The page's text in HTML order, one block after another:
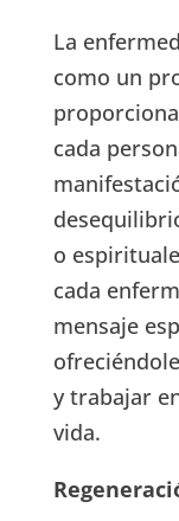
La
como un
cada
o
cada
mensaje
y trabajar
vida.